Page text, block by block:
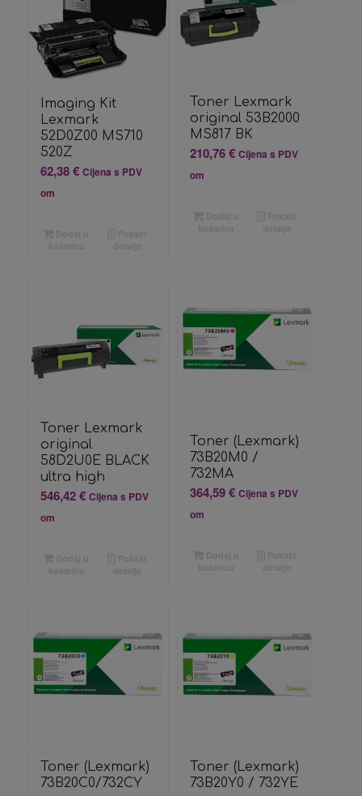
Imaging Kit
Lexmark
52D0Z00 MS710
520Z
62,38€ Cijena s PDV
om
Toner Lexmark
original 53B2000
MS817 BK
210,76€ Cijena s PDV
om
Toner Lexmark
original
58D2U0E BLACK
ultra high
546,42€ Cijena s PDV
om
Toner (Lexmark)
73B20M0 /
732MA
364,59€ Cijena s PDV
om
Toner (Lexmark)
73B20C0/732CY
Toner (Lexmark)
73B20Y0 / 732YE